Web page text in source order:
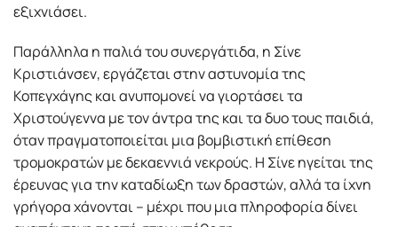
εξιχνιάσει.
Παράλληλα η παλιά του συνεργάτιδα, η Σίνε
Κριστιάνσεν, εργάζεται στην αστυνομία της
Κοπεγχάγης και ανυπομονεί να γιορτάσει τα
Χριστούγεννα με τον άντρα της και τα δυο τους παιδιά,
όταν πραγματοποιείται μια βομβιστική επίθεση
τρομοκρατών με δεκαεννιά νεκρούς. Η Σίνε ηγείται της
έρευνας για την καταδίωξη των δραστών, αλλά τα ίχνη
γρήγορα χάνονται – μέχρι που μια πληροφορία δίνει